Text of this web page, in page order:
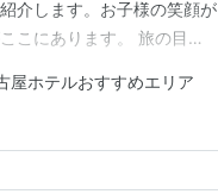
介します。お子様の笑顔が
こにあります。 旅の目的
が満載。特にファミリー層
…
屋ホテルおすすめエリア